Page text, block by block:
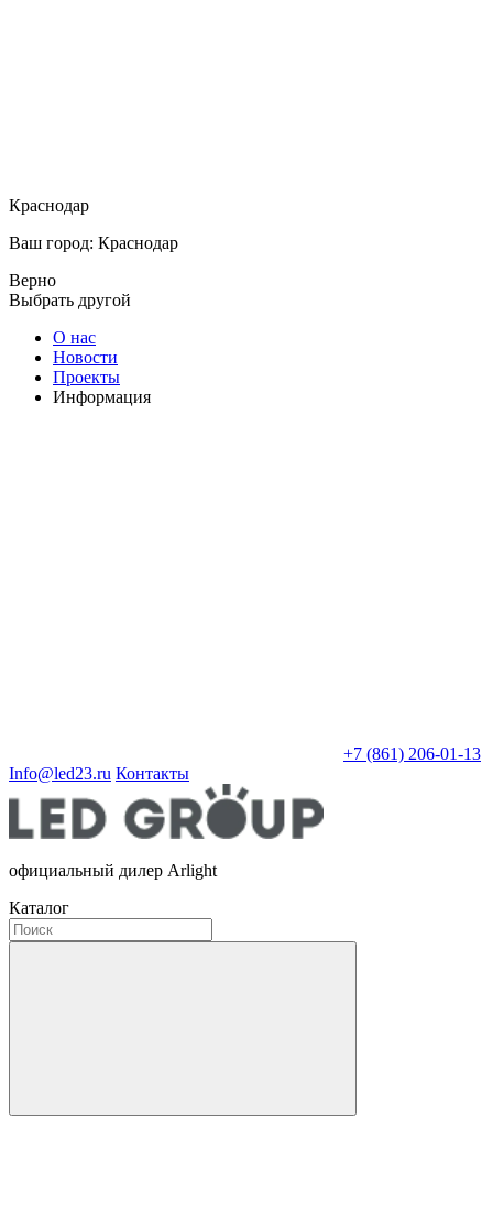
Краснодар
Ваш город: Краснодар
Верно
Выбрать другой
О нас
Новости
Проекты
Информация
+7 (861) 206-01-13
Info@led23.ru Контакты
официальный дилер Arlight
Каталог